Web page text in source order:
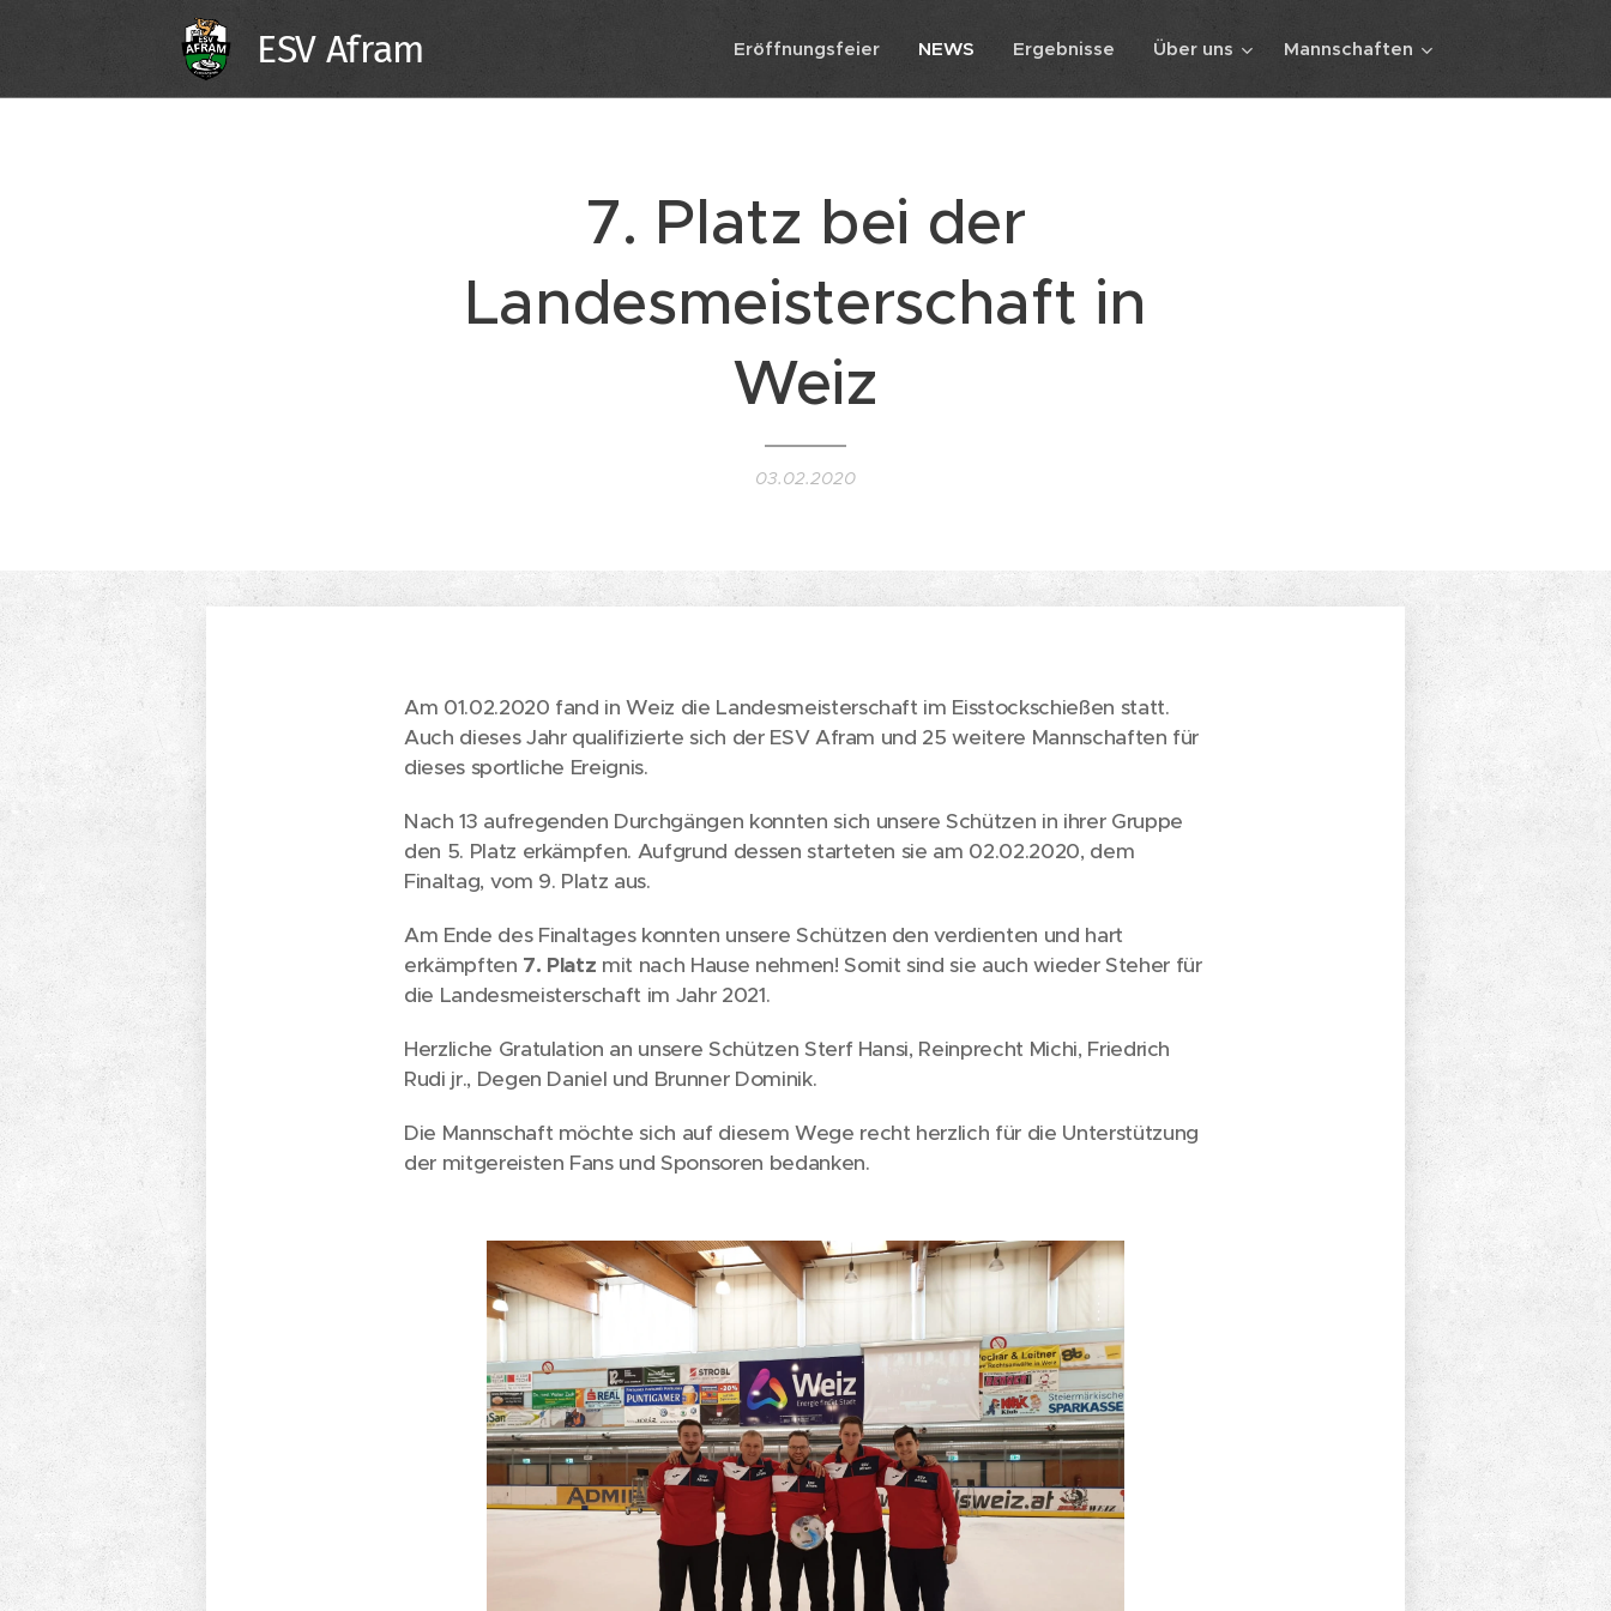
ESV Afram Eröffnungsfeier NEWS Ergebnisse Über uns Mannschaften
7. Platz bei der
Landesmeisterschaft in
Weiz
03.02.2020
Am 01.02.2020 fand in Weiz die Landesmeisterschaft im Eisstockschießen statt.
Auch dieses Jahr qualifizierte sich der ESV Afram und 25 weitere Mannschaften für
dieses sportliche Ereignis.
Nach 13 aufregenden Durchgängen konnten sich unsere Schützen in ihrer Gruppe
den 5. Platz erkämpfen. Aufgrund dessen starteten sie am 02.02.2020, dem
Finaltag, vom 9. Platz aus.
Am Ende des Finaltages konnten unsere Schützen den verdienten und hart
erkämpften 7. Platz mit nach Hause nehmen! Somit sind sie auch wieder Steher für
die Landesmeisterschaft im Jahr 2021.
Herzliche Gratulation an unsere Schützen Sterf Hansi, Reinprecht Michi, Friedrich
Rudi jr., Degen Daniel und Brunner Dominik.
Die Mannschaft möchte sich auf diesem Wege recht herzlich für die Unterstützung
der mitgereisten Fans und Sponsoren bedanken.